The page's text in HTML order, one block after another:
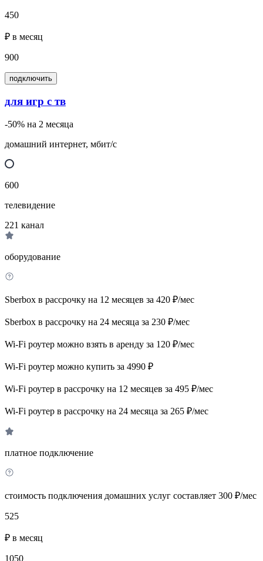
450
₽ в месяц
900
подключить
для игр с тв
-50% на 2 месяца
домашний интернет, мбит/с
600
телевидение
221 канал
оборудование
Sberbox в рассрочку на 12 месяцев за 420 ₽/мес
Sberbox в рассрочку на 24 месяца за 230 ₽/мес
Wi-Fi роутер можно взять в аренду за 120 ₽/мес
Wi-Fi роутер можно купить за 4990 ₽
Wi-Fi роутер в рассрочку на 12 месяцев за 495 ₽/мес
Wi-Fi роутер в рассрочку на 24 месяца за 265 ₽/мес
платное подключение
стоимость подключения домашних услуг составляет 300 ₽/мес
525
₽ в месяц
1050